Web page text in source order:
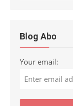
Blog Abo
Your email: